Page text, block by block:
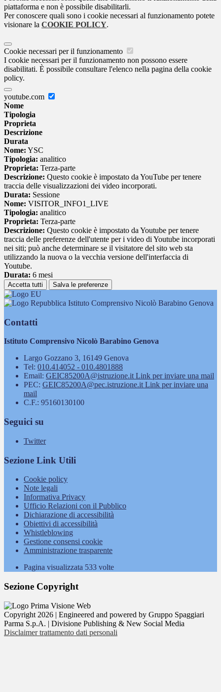
piattaforma e non è possibile disabilitarli.
Per conoscere quali sono i cookie necessari al funzionamento potete
visionare la COOKIE POLICY.
Cookie necessari per il funzionamento
I cookie necessari per il funzionamento non possono essere
disabilitati. È possibile consultare l'elenco nella pagina della cookie
policy.
youtube.com
Nome
Tipologia
Proprieta
Descrizione
Durata
Nome: YSC
Tipologia: analitico
Proprieta: Terza-parte
Descrizione: Questo cookie è impostato da YouTube per tenere
traccia delle visualizzazioni dei video incorporati.
Durata: Sessione
Nome: VISITOR_INFO1_LIVE
Tipologia: analitico
Proprieta: Terza-parte
Descrizione: Questo cookie è impostato da Youtube per tenere
traccia delle preferenze dell'utente per i video di Youtube incorporati
nei siti; può anche determinare se il visitatore del sito web sta
utilizzando la nuova o la vecchia versione dell'interfaccia di
Youtube.
Durata: 6 mesi
Accetta tutti Salva le preferenze
Istituto Comprensivo Nicolò Barabino Genova
Contatti
Istituto Comprensivo Nicolò Barabino Genova
Largo Gozzano 3, 16149 Genova
Tel: 010.414052 - 010.4801888
Email: GEIC85200A@istruzione.itLink per inviare una mail
PEC: GEIC85200A@pec.istruzione.itLink per inviare una
mail
C.F.: 95160130100
Seguici su
Twitter
Sezione Link Utili
Cookie policy
Note legali
Informativa Privacy
Ufficio Relazioni con il Pubblico
Dichiarazione di accessibilità
Obiettivi di accessibilità
Whistleblowing
Gestione consensi cookie
Amministrazione trasparente
Pagina visualizzata 533 volte
Sezione Copyright
Copyright 2026 | Engineered and powered by Gruppo Spaggiari
Parma S.p.A. | Divisione Publishing & New Social Media
Disclaimer trattamento dati personali